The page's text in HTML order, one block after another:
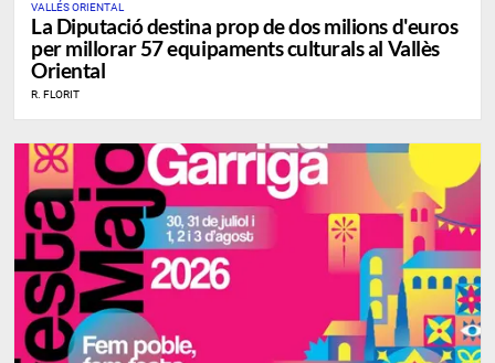
VALLÉS ORIENTAL
La Diputació destina prop de dos milions d'euros
per millorar 57 equipaments culturals al Vallès
Oriental
R. FLORIT